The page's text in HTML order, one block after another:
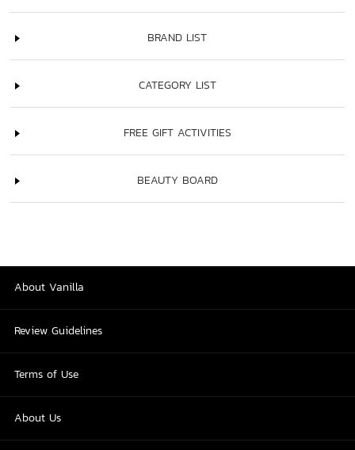
BRAND LIST
CATEGORY LIST
FREE GIFT ACTIVITIES
BEAUTY BOARD
About Vanilla
Review Guidelines
Terms of Use
About Us